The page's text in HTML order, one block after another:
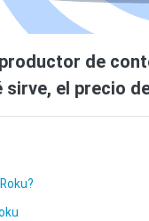
de
sirve, el precio